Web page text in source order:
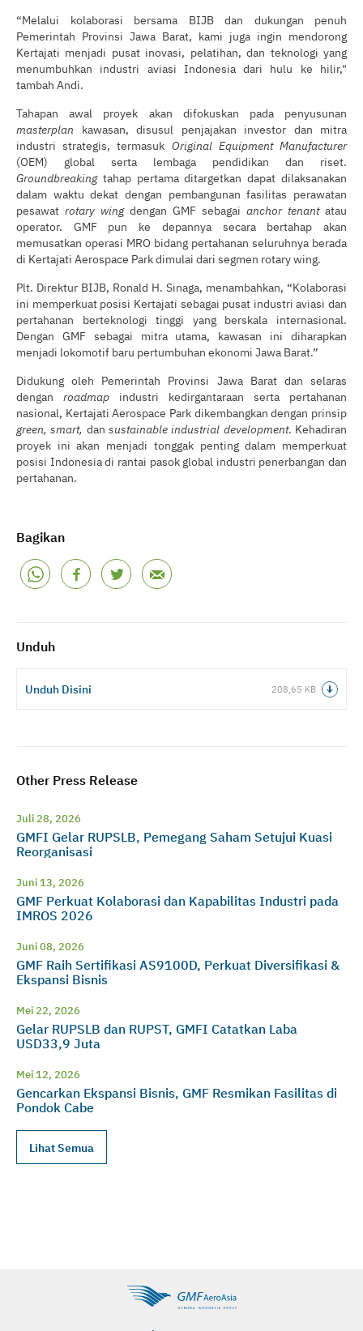
Bagikan
Unduh
Unduh Disini 208,65 KB
Other Press Release
Juli 28, 2026
GMFI Gelar RUPSLB, Pemegang Saham Setujui Kuasi
Reorganisasi
Juni 13, 2026
GMF Perkuat Kolaborasi dan Kapabilitas Industri pada
IMROS 2026
Juni 08, 2026
GMF Raih Sertifikasi AS9100D, Perkuat Diversifikasi &
Ekspansi Bisnis
Mei 22, 2026
Gelar RUPSLB dan RUPST, GMFI Catatkan Laba
USD33,9 Juta
Mei 12, 2026
Gencarkan Ekspansi Bisnis, GMF Resmikan Fasilitas di
Pondok Cabe
Lihat Semua
“Melalui kolaborasi bersama BIJB dan dukungan penuh
Pemerintah Provinsi Jawa Barat, kami juga ingin mendorong
Kertajati menjadi pusat inovasi, pelatihan, dan teknologi yang
menumbuhkan industri aviasi Indonesia dari hulu ke hilir,"
tambah Andi.
Tahapan awal proyek akan difokuskan pada penyusunan
masterplan kawasan, disusul penjajakan investor dan mitra
industri strategis, termasuk Original Equipment Manufacturer
(OEM) global serta lembaga pendidikan dan riset.
Groundbreakingtahap pertama ditargetkan dapat dilaksanakan
dalam waktu dekat dengan pembangunan fasilitas perawatan
pesawat rotary wingdengan GMF sebagai anchor tenantatau
operator. GMF pun ke depannya secara bertahap akan
memusatkan operasi MRO bidang pertahanan seluruhnya berada
di Kertajati Aerospace Park dimulai dari segmen rotary wing.
Plt. Direktur BIJB, Ronald H. Sinaga, menambahkan, “Kolaborasi
ini memperkuat posisi Kertajati sebagai pusat industri aviasi dan
pertahanan berteknologi tinggi yang berskala internasional.
Dengan GMF sebagai mitra utama, kawasan ini diharapkan
menjadi lokomotif baru pertumbuhan ekonomi Jawa Barat.”
Didukung oleh Pemerintah Provinsi Jawa Barat dan selaras
dengan roadmap industri kedirgantaraan serta pertahanan
nasional, Kertajati Aerospace Park dikembangkan dengan prinsip
green, smart, dansustainable industrial development. Kehadiran
proyek ini akan menjadi tonggak penting dalam memperkuat
posisi Indonesia di rantai pasok global industri penerbangan dan
pertahanan.